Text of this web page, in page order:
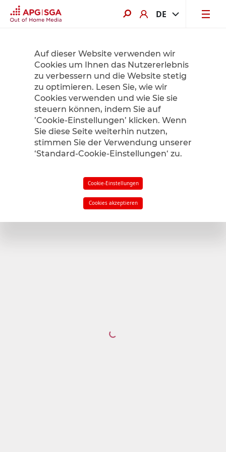
DE
Product Finder
Radius
Auf dieser Website verwenden wir
Cookies um Ihnen das Nutzererlebnis
zu verbessern und die Website stetig
zu optimieren. Lesen Sie, wie wir
Cookies verwenden und wie Sie sie
steuern können, indem Sie auf
’Cookie-Einstellungen’ klicken. Wenn
Sie diese Seite weiterhin nutzen,
stimmen Sie der Verwendung unserer
‘Standard-Cookie-Einstellungen‘ zu.
Cookie-Einstellungen
Cookies akzeptieren